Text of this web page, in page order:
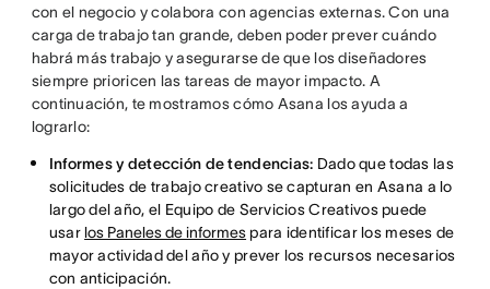
con el negocio y colabora con agencias externas. Con una
carga de trabajo tan grande, deben poder prever cuándo
habrá más trabajo y asegurarse de que los diseñadores
siempre prioricen las tareas de mayor impacto. A
continuación, te mostramos cómo Asana los ayuda a
lograrlo:
Informes y detección de tendencias: Dado que todas las
solicitudes de trabajo creativo se capturan en Asana a lo
largo del año, el Equipo de Servicios Creativos puede
usarlos Paneles de informespara identificar los meses de
mayor actividad del año y prever los recursos necesarios
con anticipación.